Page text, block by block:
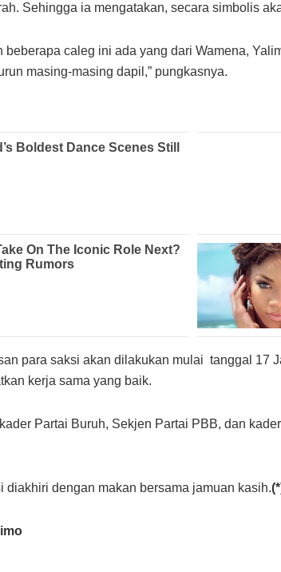
Sehingga ia mengatakan, secara simbolis
beberapa caleg ini ada yang dari Wamena,
masing-masing dapil,” pungkasnya.
para saksi akan dilakukan mulai tanggal 17
kerja sama yang baik.
Partai Buruh, Sekjen Partai PBB, dan
diakhiri dengan makan bersama jamuan kasih.